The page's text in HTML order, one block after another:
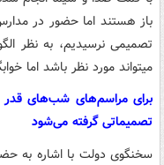
باز هستند اما حضور در
تصمیمی نرسیدیم، به نظر
میتواند مورد نظر باشد اما
برای مراسم‌های شب‌های قدر
تصمیماتی گرفته می‌شود
سخنگوی دولت با اشاره به